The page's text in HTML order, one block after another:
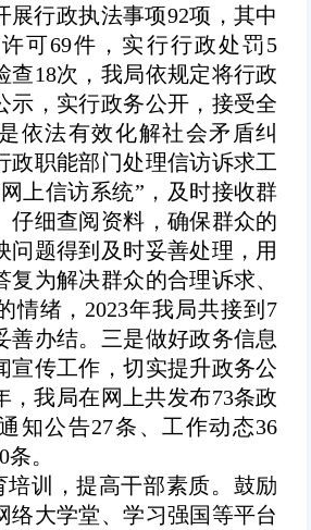
展行政执法事项92项，其中
可69件，实行行政处罚5
查18次，我局依规定将行政
示，实行政务公开，接受全
依法有效化解社会矛盾纠
政职能部门处理信访诉求工
上信访系统”，及时接收群
仔细查阅资料，确保群众的
问题得到及时妥善处理，用
复为解决群众的合理诉求、
情绪，2023年我局共接到7
善办结。三是做好政务信息
宣传工作，切实提升政务公
，我局在网上共发布73条政
知公告27条、工作动态36
。
训，提高干部素质。鼓励
络大学堂、学习强国等平台